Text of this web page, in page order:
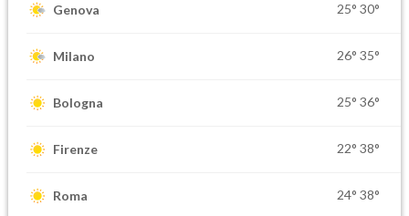
Genova 25° 30°
Milano 26° 35°
Bologna 25° 36°
Firenze 22° 38°
Roma 24° 38°